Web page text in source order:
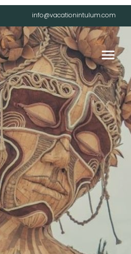
info@vacationintulum.com